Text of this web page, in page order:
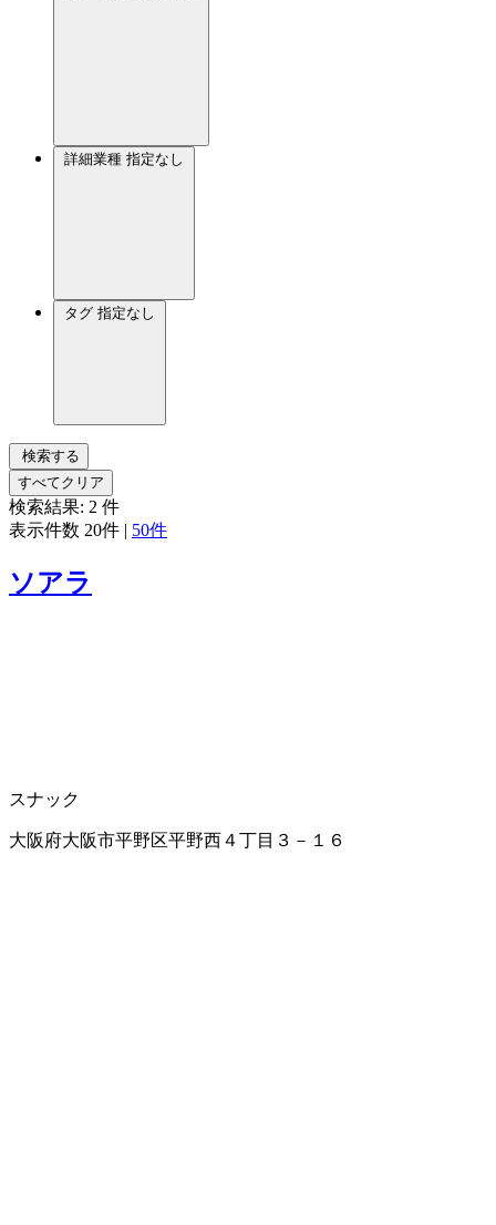
詳細業種 指定なし
タグ 指定なし
検索する
すべてクリア
検索結果: 2 件
表示件数 20件 | 50件
ソアラ
スナック
大阪府大阪市平野区平野西４丁目３－１６